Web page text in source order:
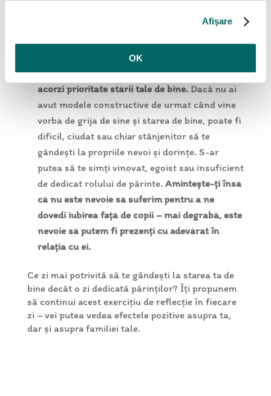
Afişare
OK
fără să te simți vinovat, să îți
protejezi intimitatea și să poți acorda timp
activităților care îți aduc împlinire și bucurie.
Acceptă că s-ar putea să nu îți fie ușor să
acorzi prioritate stării tale de bine. Dacă nu ai
avut modele constructive de urmat când vine
vorba de grija de sine și starea de bine, poate fi
dificil, ciudat sau chiar stânjenitor să te
gândești la propriile nevoi și dorințe. S-ar
putea să te simți vinovat, egoist sau insuficient
de dedicat rolului de părinte. Amintește-ți însă
că nu este nevoie să suferim pentru a ne
dovedi iubirea față de copii – mai degrabă, este
nevoie să putem fi prezenți cu adevărat în
relația cu ei.
Ce zi mai potrivită să te gândești la starea ta de
bine decât o zi dedicată părinților? Îți propunem
să continui acest exercițiu de reflecție în fiecare
zi – vei putea vedea efectele pozitive asupra ta,
dar și asupra familiei tale.